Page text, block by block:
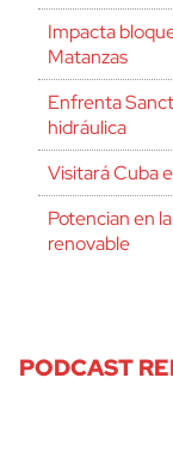
Impacta
Matanzas
Enfrenta
hidráulica
Visitará Cuba
Potencian en
renovable
PODCAST